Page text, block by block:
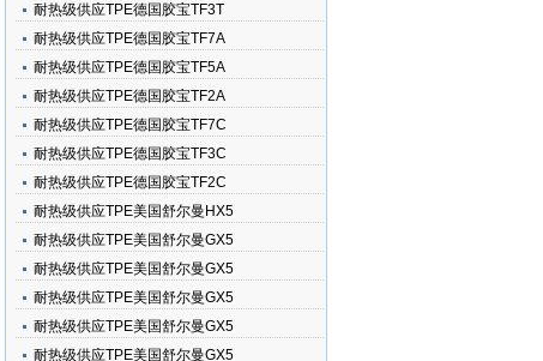
耐热级供应TPE德国胶宝TF3T
耐热级供应TPE德国胶宝TF7A
耐热级供应TPE德国胶宝TF5A
耐热级供应TPE德国胶宝TF2A
耐热级供应TPE德国胶宝TF7C
耐热级供应TPE德国胶宝TF3C
耐热级供应TPE德国胶宝TF2C
耐热级供应TPE美国舒尔曼HX5
耐热级供应TPE美国舒尔曼GX5
耐热级供应TPE美国舒尔曼GX5
耐热级供应TPE美国舒尔曼GX5
耐热级供应TPE美国舒尔曼GX5
耐热级供应TPE美国舒尔曼GX5